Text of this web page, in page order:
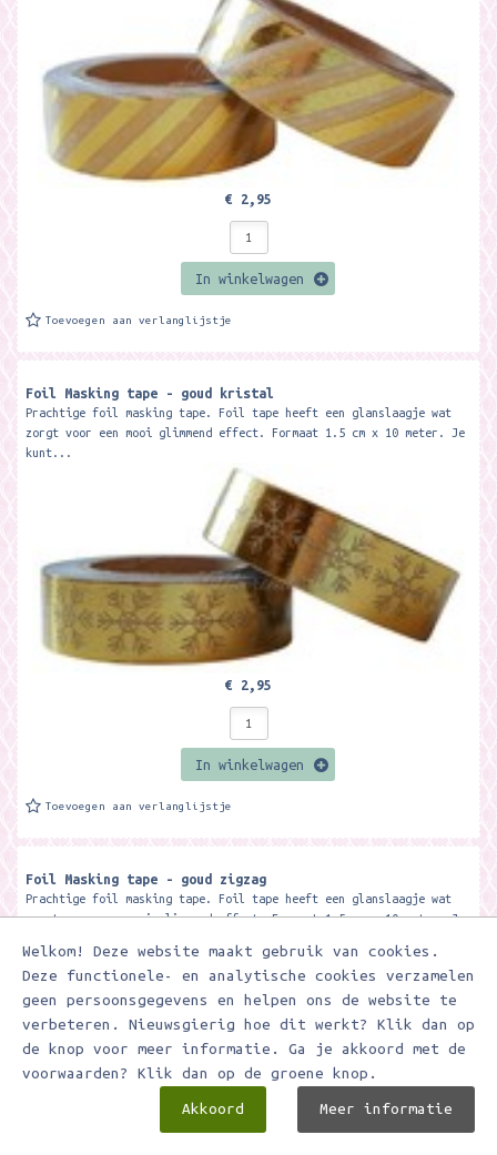
Welkom! Deze website maakt gebruik van cookies.
Deze functionele- en analytische cookies verzamelen
geen persoonsgegevens en helpen ons de website te
verbeteren. Nieuwsgierig hoe dit werkt? Klik dan op
de knop voor meer informatie. Ga je akkoord met de
voorwaarden? Klik dan op de groene knop.
Akkoord Meer informatie
€ 2,95
In winkelwagen
Toevoegen aan verlanglijstje
Foil Masking tape - goud kristal
Prachtige foil masking tape. Foil tape heeft een glanslaagje wat
zorgt voor een mooi glimmend effect. Formaat 1.5 cm x 10 meter. Je
kunt...
€ 2,95
In winkelwagen
Toevoegen aan verlanglijstje
Foil Masking tape - goud zigzag
Prachtige foil masking tape. Foil tape heeft een glanslaagje wat
zorgt voor een mooi glimmend effect. Formaat 1.5 cm x 10 meter. Je